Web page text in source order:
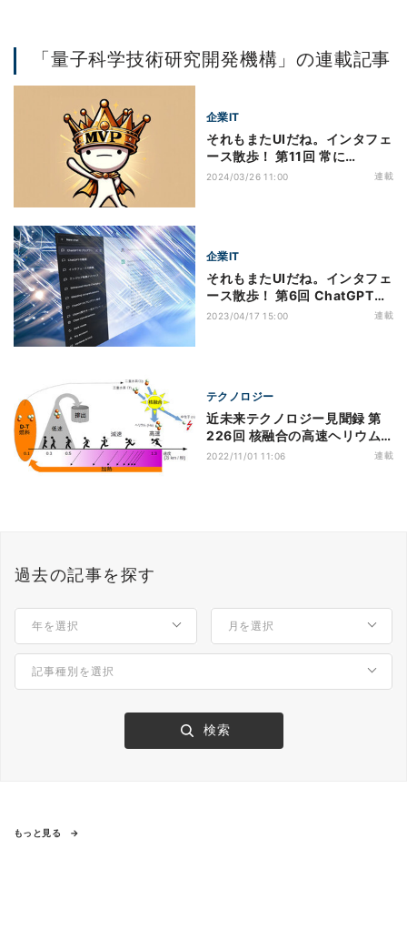
「量子科学技術研究開発機構」の連載記事
企業IT
それもまたUIだね。インタフェ
ース散歩！ 第11回 常に
MVP（Minimum Viable
2024/03/26 11:00 連載
企業IT
それもまたUIだね。インタフェ
ース散歩！ 第6回 ChatGPTが
与えた衝撃、プロダクト開発に
2023/04/17 15:00 連載
テクノロジー
近未来テクノロジー見聞録 第
226回 核融合の高速ヘリウム
閉じ込めと低速ヘリウム排出を
2022/11/01 11:06 連載
過去の記事を探す
もっと見る